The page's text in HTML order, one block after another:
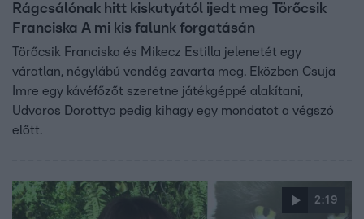
Rágcsálónak hitt kiskutyától ijedt meg Törőcsik
Franciska A mi kis falunk forgatásán
Törőcsik Franciska és Mikecz Estilla jelenetét egy
váratlan, négylábú vendég zavarta meg. Eközben Csuja
Imre egy kávéfőzőt szeretne játékgéppé alakítani,
Udvaros Dorottya pedig kihagy egy mondatot a végszó
előtt.
2:19